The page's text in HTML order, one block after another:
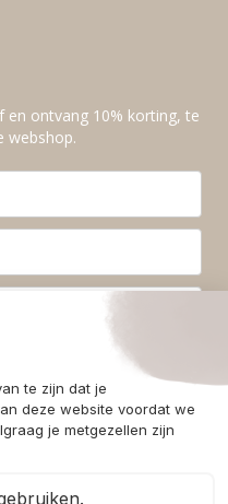
en ontvang 10% korting, te
webshop.